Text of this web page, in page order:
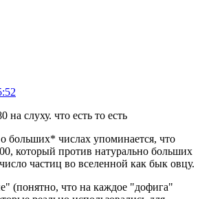
на слуху. что есть то есть
о больших* числах упоминается, что
который против натурально больших
частиц во вселенной как бык овцу.
(понятно, что на каждое "дофига"